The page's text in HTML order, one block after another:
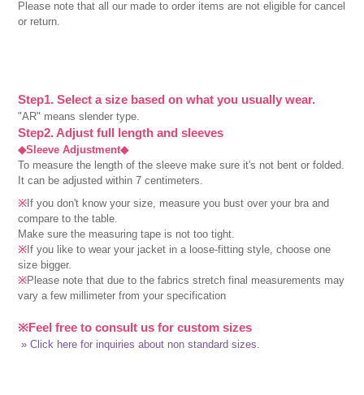
Please note that all our made to order items are not eligible for cancel
or return.
Step1. Select a size based on what you usually wear.
"AR" means slender type.
Step2. Adjust full length and sleeves
◆Sleeve Adjustment◆
To measure the length of the sleeve make sure it's not bent or folded.
It can be adjusted within 7 centimeters.
※If you don't know your size, measure you bust over your bra and
compare to the table.
Make sure the measuring tape is not too tight.
※If you like to wear your jacket in a loose-fitting style, choose one
size bigger.
※Please note that due to the fabrics stretch final measurements may
vary a few millimeter from your specification
※Feel free to consult us for custom sizes
» Click here for inquiries about non standard sizes.